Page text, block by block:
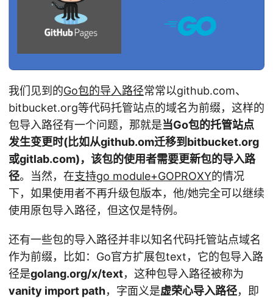
我们见到的Go包的导入路径常常以github.com、
bitbucket.org等代码托管站点的域名为前缀，这样的
包导入路径有一个问题，那就是当Go包的托管站点
发生变更时(比如从github.om迁移到bitbucket.org
或gitlab.com)，该包的使用者需要更新包的导入路
径。当然，在支持go module+GOPROXY的情况
下，如果使用者不再升级包版本，他/她完全可以继续
使用原包导入路径，但这仅是特例。
还有一些包的导入路径并非以知名代码托管站点域名
作为前缀，比如：Go官方扩展包text，它的包导入路
径是golang.org/x/text，这种包导入路径被称为
vanity import path，字面义是虚荣心导入路径，即